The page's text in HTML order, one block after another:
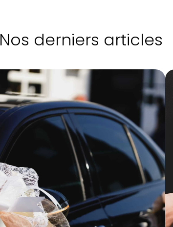
Nos derniers articles